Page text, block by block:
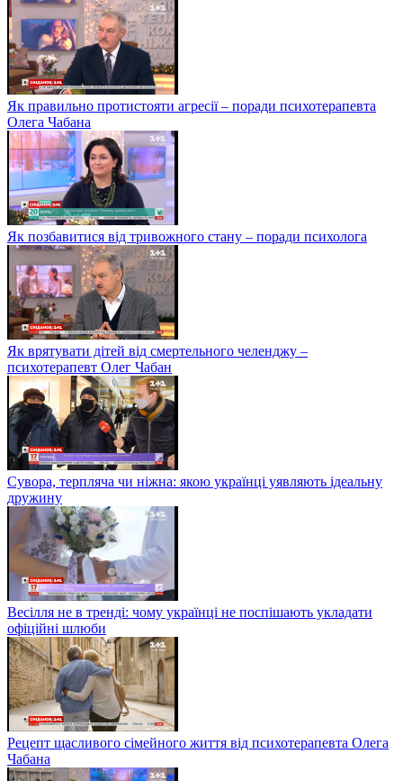
Як правильно протистояти агресії – поради психотерапевта
Олега Чабана
Як позбавитися від тривожного стану – поради психолога
Як врятувати дітей від смертельного челенджу –
психотерапевт Олег Чабан
Сувора, терпляча чи ніжна: якою українці уявляють ідеальну
дружину
Весілля не в тренді: чому українці не поспішають укладати
офіційні шлюби
Рецепт щасливого сімейного життя від психотерапевта Олега
Чабана